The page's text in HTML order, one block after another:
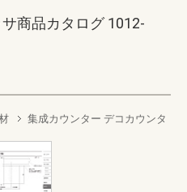
商品カタログ 1012-
集成カウンター デコカウンタ